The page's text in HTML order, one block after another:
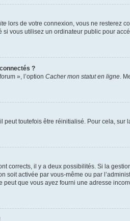
lors de votre connexion, vous ne resterez
vous utilisez un ordinateur public pour
?
», l’option Cacher mon statut en ligne.
toutefois être réinitialisé. Pour cela, sur
corrects, il y a deux possibilités. Si la
activée par vous-même ou par
que vous ayez fourni une adresse